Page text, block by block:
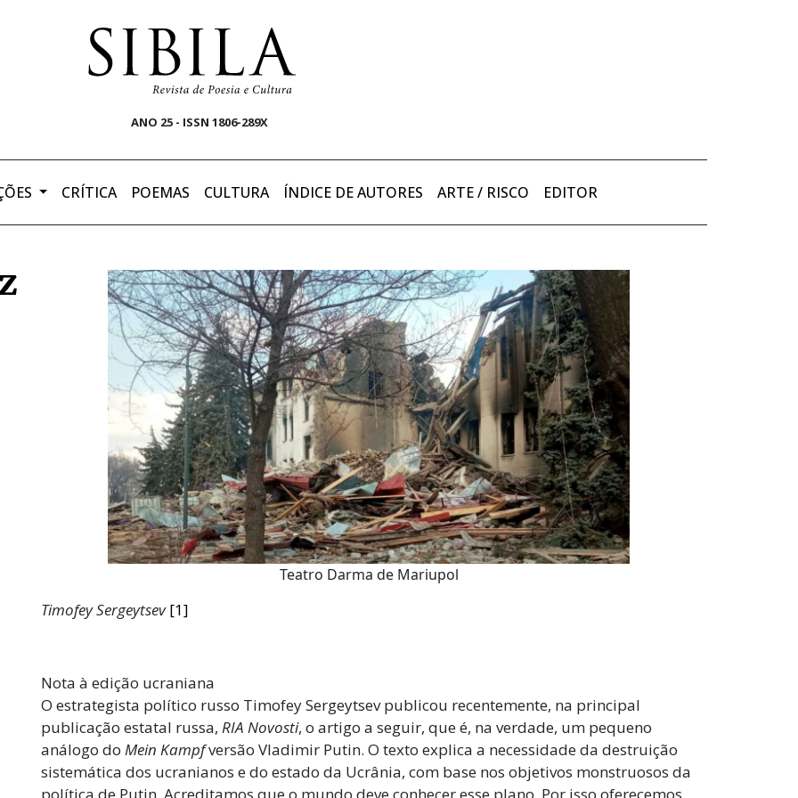
ANO 25 - ISSN 1806-289X
CRÍTICA POEMAS CULTURA ÍNDICE DE AUTORES ARTE / RISCO EDITOR
Teatro Darma de Mariupol
Timofey Sergeytsev[1]
Nota à edição ucraniana
O estrategista político russo Timofey Sergeytsev publicou recentemente, na principal
publicação estatal russa, RIA Novosti, o artigo a seguir, que é, na verdade, um pequeno
análogo do Mein Kampfversão Vladimir Putin. O texto explica a necessidade da destruição
sistemática dos ucranianos e do estado da Ucrânia, com base nos objetivos monstruosos da
política de Putin. Acreditamos que o mundo deve conhecer esse plano. Por isso oferecemos